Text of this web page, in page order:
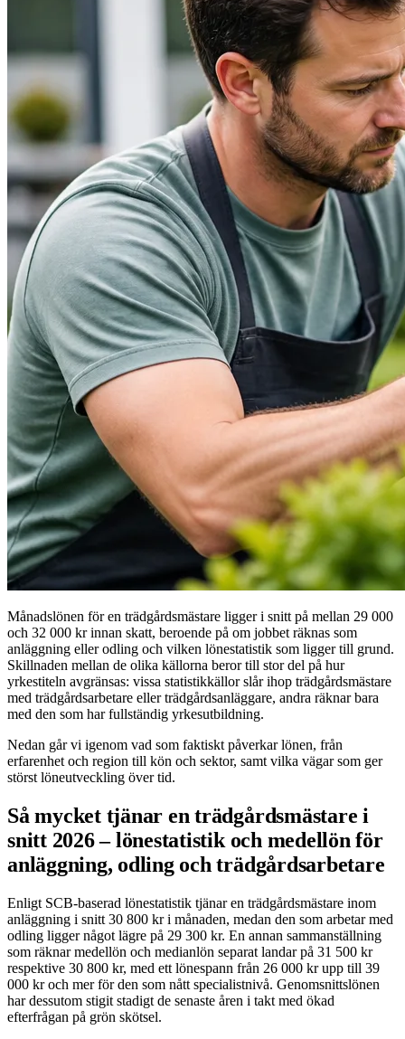
Månadslönen för en trädgårdsmästare ligger i snitt på mellan 29 000
och 32 000 kr innan skatt, beroende på om jobbet räknas som
anläggning eller odling och vilken lönestatistik som ligger till grund.
Skillnaden mellan de olika källorna beror till stor del på hur
yrkestiteln avgränsas: vissa statistikkällor slår ihop trädgårdsmästare
med trädgårdsarbetare eller trädgårdsanläggare, andra räknar bara
med den som har fullständig yrkesutbildning.
Nedan går vi igenom vad som faktiskt påverkar lönen, från
erfarenhet och region till kön och sektor, samt vilka vägar som ger
störst löneutveckling över tid.
Så mycket tjänar en trädgårdsmästare i
snitt 2026 – lönestatistik och medellön för
anläggning, odling och trädgårdsarbetare
Enligt SCB-baserad lönestatistik tjänar en trädgårdsmästare inom
anläggning i snitt 30 800 kr i månaden, medan den som arbetar med
odling ligger något lägre på 29 300 kr. En annan sammanställning
som räknar medellön och medianlön separat landar på 31 500 kr
respektive 30 800 kr, med ett lönespann från 26 000 kr upp till 39
000 kr och mer för den som nått specialistnivå. Genomsnittslönen
har dessutom stigit stadigt de senaste åren i takt med ökad
efterfrågan på grön skötsel.